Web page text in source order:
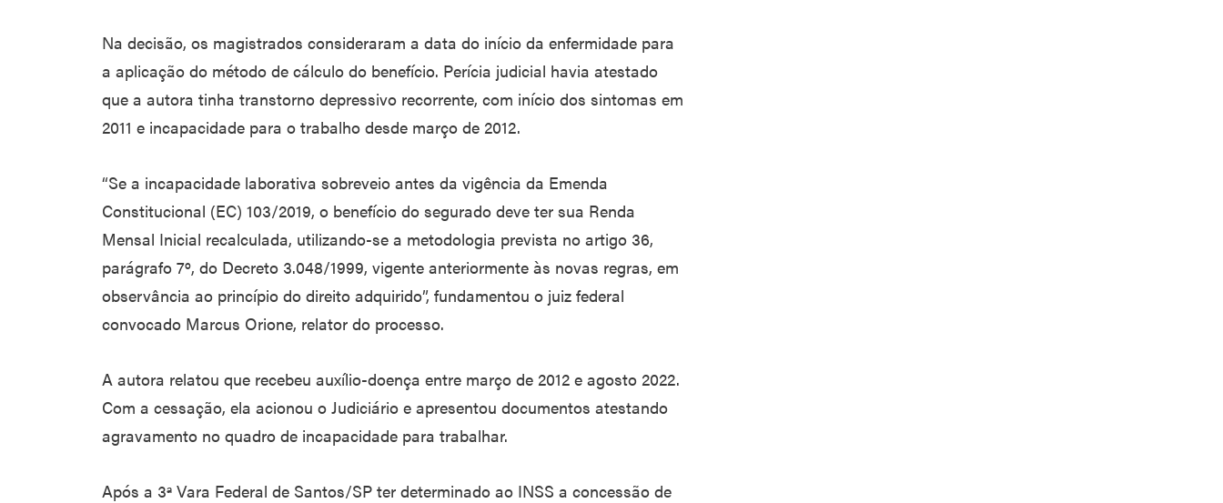
Na decisão, os magistrados consideraram a data do início da enfermidade para
a aplicação do método de cálculo do benefício. Perícia judicial havia atestado
que a autora tinha transtorno depressivo recorrente, com início dos sintomas em
2011 e incapacidade para o trabalho desde março de 2012.
“Se a incapacidade laborativa sobreveio antes da vigência da Emenda
Constitucional (EC) 103/2019, o benefício do segurado deve ter sua Renda
Mensal Inicial recalculada, utilizando-se a metodologia prevista no artigo 36,
parágrafo 7º, do Decreto 3.048/1999, vigente anteriormente às novas regras, em
observância ao princípio do direito adquirido”, fundamentou o juiz federal
convocado Marcus Orione, relator do processo.
A autora relatou que recebeu auxílio-doença entre março de 2012 e agosto 2022.
Com a cessação, ela acionou o Judiciário e apresentou documentos atestando
agravamento no quadro de incapacidade para trabalhar.
Após a 3ª Vara Federal de Santos/SP ter determinado ao INSS a concessão de